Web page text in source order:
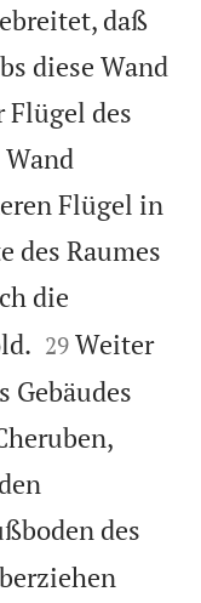
daß
diese Wand
des
Flügel in
des Raumes
die


29 Weiter
Gebäudes
des